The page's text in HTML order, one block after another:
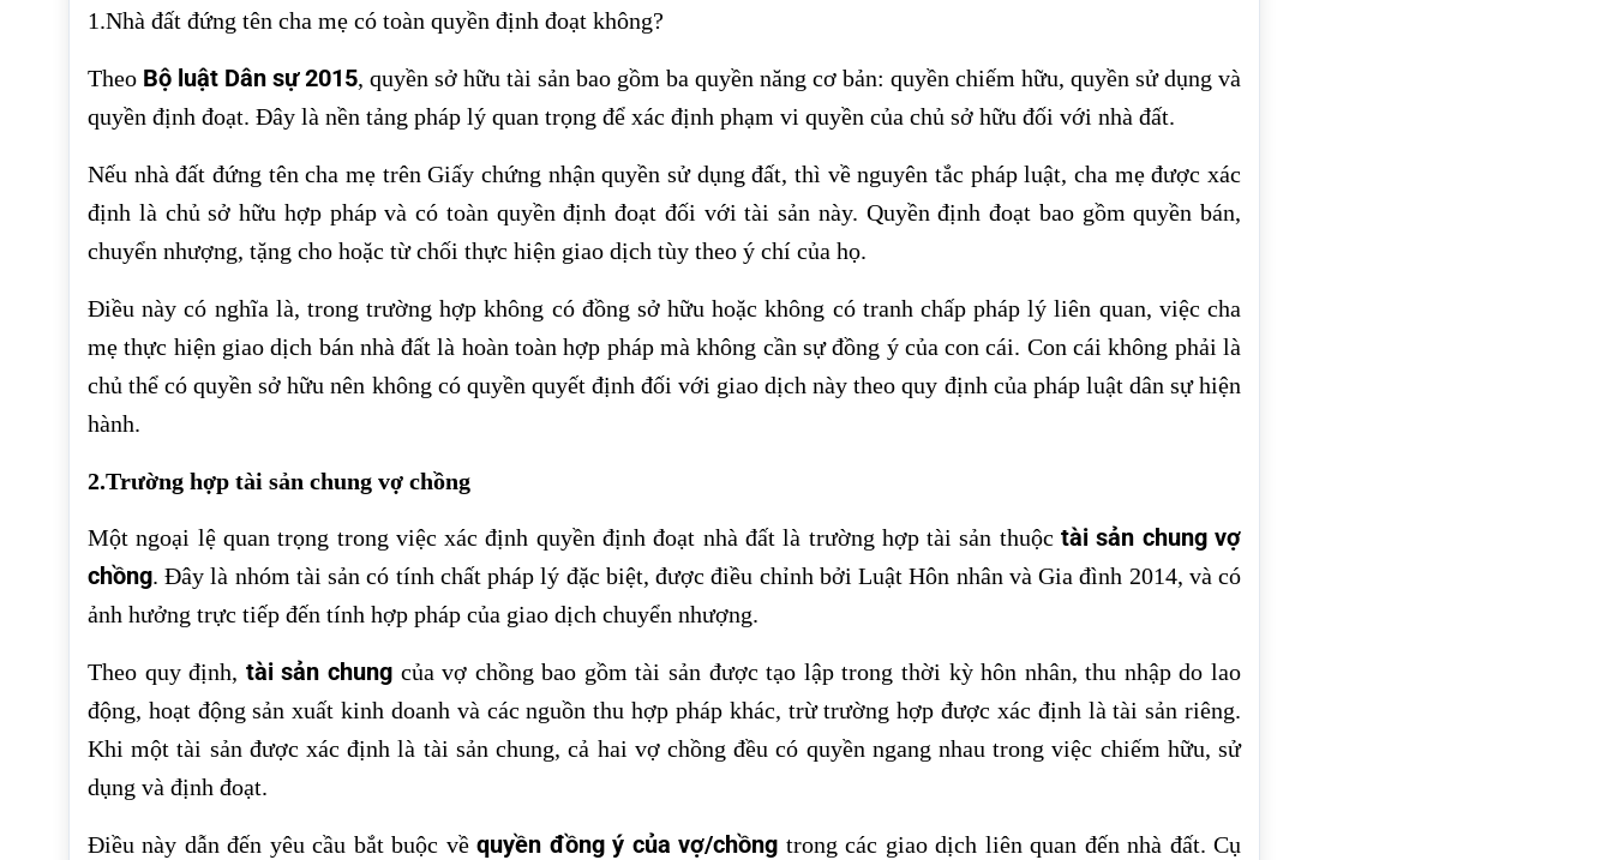
1.Nhà đất đứng tên cha mẹ có toàn quyền định đoạt không?
Theo Bộ luật Dân sự 2015, quyền sở hữu tài sản bao gồm ba quyền năng cơ bản: quyền chiếm hữu, quyền sử dụng và
quyền định đoạt. Đây là nền tảng pháp lý quan trọng để xác định phạm vi quyền của chủ sở hữu đối với nhà đất.
Nếu nhà đất đứng tên cha mẹ trên Giấy chứng nhận quyền sử dụng đất, thì về nguyên tắc pháp luật, cha mẹ được xác
định là chủ sở hữu hợp pháp và có toàn quyền định đoạt đối với tài sản này. Quyền định đoạt bao gồm quyền bán,
chuyển nhượng, tặng cho hoặc từ chối thực hiện giao dịch tùy theo ý chí của họ.
Điều này có nghĩa là, trong trường hợp không có đồng sở hữu hoặc không có tranh chấp pháp lý liên quan, việc cha
mẹ thực hiện giao dịch bán nhà đất là hoàn toàn hợp pháp mà không cần sự đồng ý của con cái. Con cái không phải là
chủ thể có quyền sở hữu nên không có quyền quyết định đối với giao dịch này theo quy định của pháp luật dân sự hiện
hành.
2.Trường hợp tài sản chung vợ chồng
Một ngoại lệ quan trọng trong việc xác định quyền định đoạt nhà đất là trường hợp tài sản thuộctài sản chung vợ
chồng. Đây là nhóm tài sản có tính chất pháp lý đặc biệt, được điều chỉnh bởi Luật Hôn nhân và Gia đình 2014, và có
ảnh hưởng trực tiếp đến tính hợp pháp của giao dịch chuyển nhượng.
Theo quy định, tài sản chungcủa vợ chồng bao gồm tài sản được tạo lập trong thời kỳ hôn nhân, thu nhập do lao
động, hoạt động sản xuất kinh doanh và các nguồn thu hợp pháp khác, trừ trường hợp được xác định là tài sản riêng.
Khi một tài sản được xác định là tài sản chung, cả hai vợ chồng đều có quyền ngang nhau trong việc chiếm hữu, sử
dụng và định đoạt.
Điều này dẫn đến yêu cầu bắt buộc vềquyền đồng ý của vợ/chồng trong các giao dịch liên quan đến nhà đất. Cụ